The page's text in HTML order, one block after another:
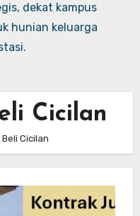
dekat kampus
hunian keluarga
Cicilan
Cicilan